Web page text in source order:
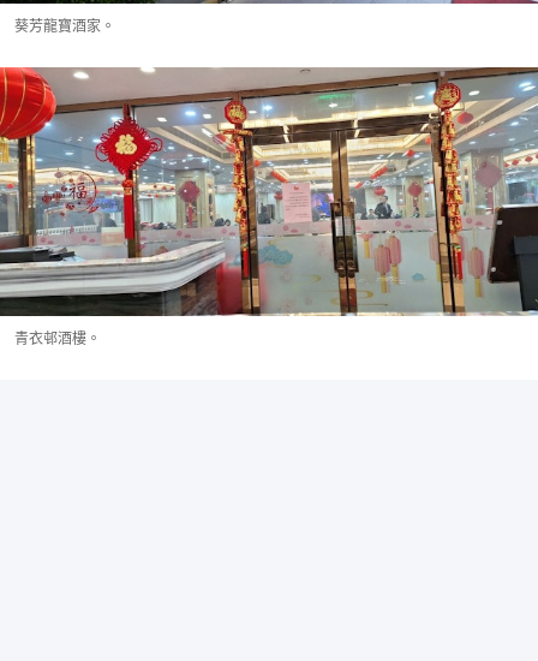
葵芳龍寶酒家。
青衣邨酒樓。